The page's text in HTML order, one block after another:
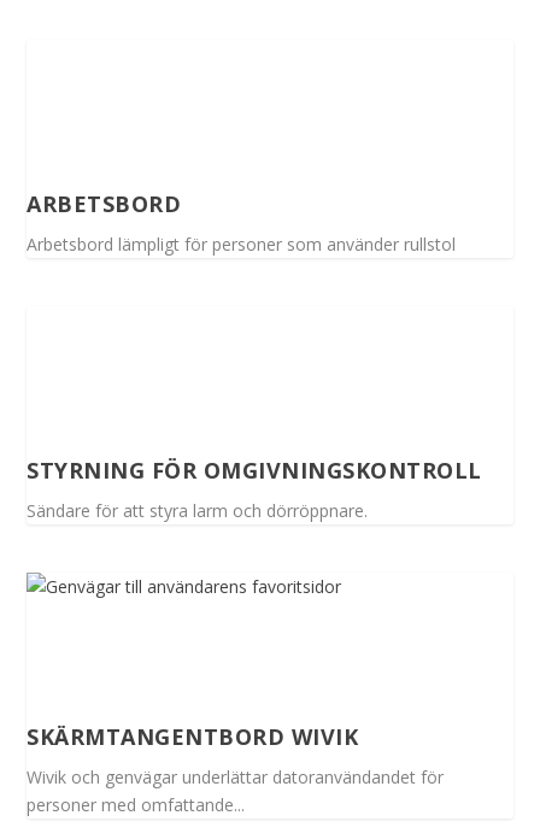
ARBETSBORD
Arbetsbord lämpligt för personer som använder rullstol
STYRNING FÖR OMGIVNINGSKONTROLL
Sändare för att styra larm och dörröppnare.
SKÄRMTANGENTBORD WIVIK
Wivik och genvägar underlättar datoranvändandet för
personer med omfattande...